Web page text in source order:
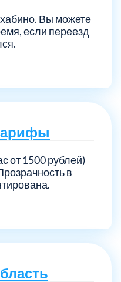
Вы можете
если переезд
от 1500 рублей)
в